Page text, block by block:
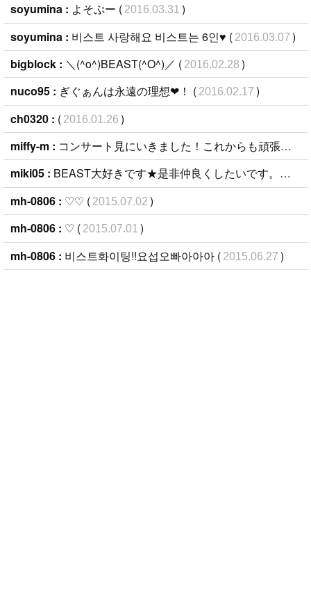
soyumina : よそぷー ( 2016.03.31 )
soyumina : 비스트 사랑해요 비스트는 6인♥ ( 2016.03.07 )
bigblock : ＼(^o^)BEAST(^O^)／ ( 2016.02.28 )
nuco95 : ぎぐぁんは永遠の理想❤︎！ ( 2016.02.17 )
ch0320 : ( 2016.01.26 )
miffy-m : コンサート見にいきました！これからも頑張ってください！ (
miki05 : BEAST大好きです★是非仲良くしたいです。よろしくお願いします★ (
mh-0806 : ♡♡ ( 2015.07.02 )
mh-0806 : ♡ ( 2015.07.01 )
mh-0806 : 비스트화이팅!!요섭오빠아아아 ( 2015.06.27 )